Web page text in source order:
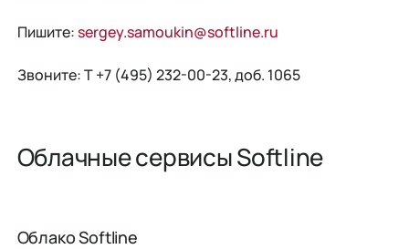
Пишите:sergey.samoukin@softline.ru
Звоните: Т +7 (495) 232-00-23, доб. 1065
Облачные сервисы Softline
Облако Softline